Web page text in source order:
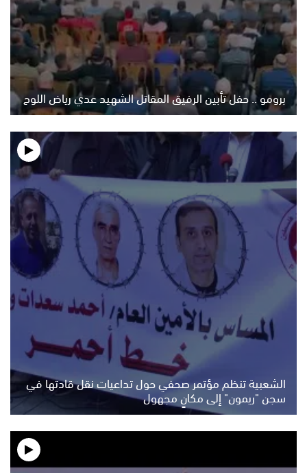
برومو .. حفل تأبين الرفيق المقاتل الشهيد عدي رياض اللوح
الشعبية تنظم مؤتمر صحفي حول تداعيات نقل قادتها في
سجن "ريمون" إلى مكانٍ مجهول